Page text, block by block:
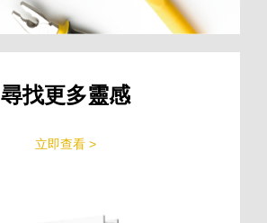
尋找更多靈感
立即查看 >